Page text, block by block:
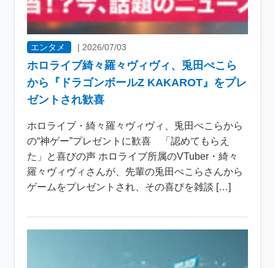
エンタメ | 2026/07/03
ホロライブ綺々羅々ヴィヴィ、兎田ぺこら
から『ドラゴンボールZ KAKAROT』をプレ
ゼントされ歓喜
ホロライブ・綺々羅々ヴィヴィ、兎田ぺこらから
の“神ゲー”プレゼントに歓喜 「認めてもらえ
た」と喜びの声 ホロライブ所属のVTuber・綺々
羅々ヴィヴィさんが、先輩の兎田ぺこらさんから
ゲームをプレゼントされ、その喜びを雑談 […]